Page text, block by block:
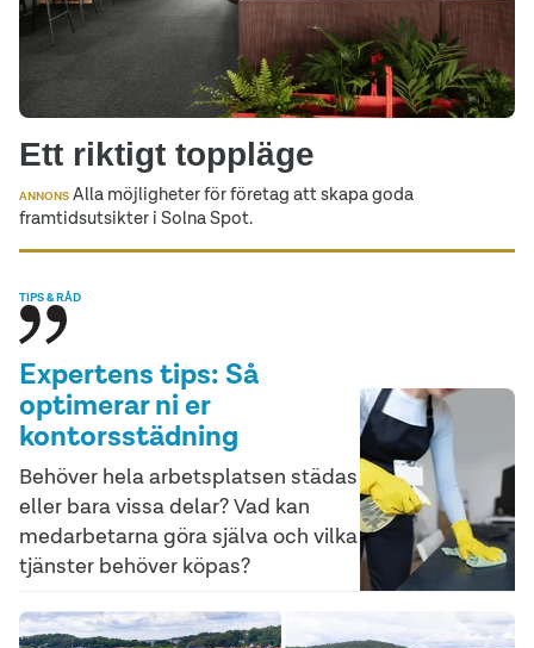
Ett riktigt toppläge
ANNONS Alla möjligheter för företag att skapa goda
framtidsutsikter i Solna Spot.
TIPS & RÅD
Expertens tips: Så
optimerar ni er
kontorsstädning
Behöver hela arbetsplatsen städas
eller bara vissa delar? Vad kan
medarbetarna göra själva och vilka
tjänster behöver köpas?